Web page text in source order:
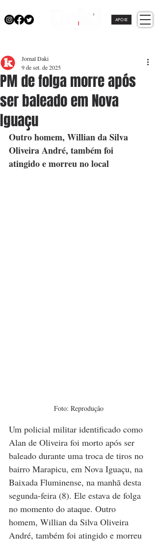
APOIE
PM de folga morre após
ser baleado em Nova
Iguaçu
Jornal Daki
9 de set. de 2025
Outro homem, Willian da Silva
Oliveira André, também foi
atingido e morreu no local
Foto: Reprodução
Um policial militar identificado como
Alan de Oliveira foi morto após ser
baleado durante uma troca de tiros no
bairro Marapicu, em Nova Iguaçu, na
Baixada Fluminense, na manhã desta
segunda-feira (8). Ele estava de folga
no momento do ataque. Outro
homem, Willian da Silva Oliveira
André, também foi atingido e morreu